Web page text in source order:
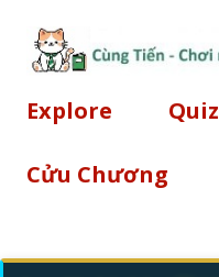
Explore
Cửu Chương